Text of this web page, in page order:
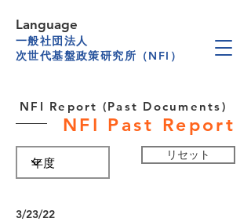
一般社団法人
次世代基盤政策研究所（NFI）
Language
NFI Report (Past Documents)
NFI Past Report
リセット
3/23/22